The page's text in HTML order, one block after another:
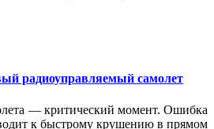
радиоуправляемый самолет
— критический момент. Ошибка
к быстрому крушению в прямом